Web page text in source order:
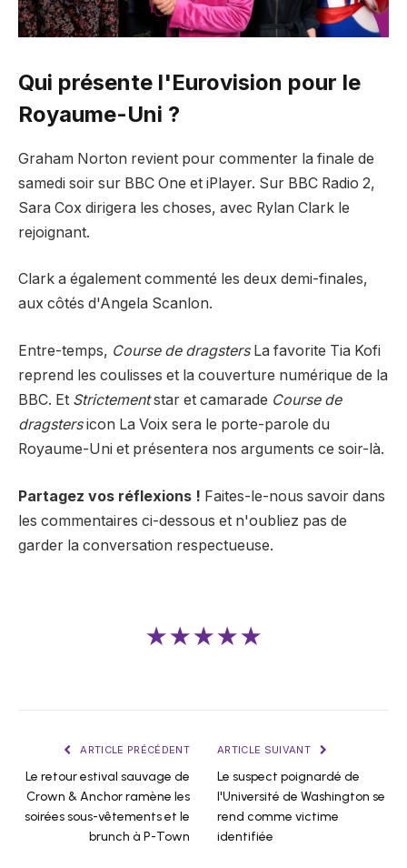
Qui présente l'Eurovision pour le
Royaume-Uni ?
Graham Norton revient pour commenter la finale de
samedi soir sur BBC One et iPlayer. Sur BBC Radio 2,
Sara Cox dirigera les choses, avec Rylan Clark le
rejoignant.
Clark a également commenté les deux demi-finales,
aux côtés d'Angela Scanlon.
Entre-temps, Course de dragstersLa favorite Tia Kofi
reprend les coulisses et la couverture numérique de la
BBC. Et Strictementstar et camarade Course de
dragstersicon La Voix sera le porte-parole du
Royaume-Uni et présentera nos arguments ce soir-là.
Partagez vos réflexions ! Faites-le-nous savoir dans
les commentaires ci-dessous et n'oubliez pas de
garder la conversation respectueuse.
★★★★★
ARTICLE PRÉCÉDENT
Le retour estival sauvage de
Crown & Anchor ramène les
soirées sous-vêtements et le
brunch à P-Town
ARTICLE SUIVANT
Le suspect poignardé de
l'Université de Washington se
rend comme victime
identifiée